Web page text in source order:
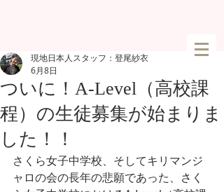
ついに！A-Level（高校課
程）の生徒募集が始まりま
した！！
現地日本人スタッフ：登尾紗衣
6月8日
さくら女子中学校、そしてキリマンジ
ャロの会の長年の悲願であった、 さく